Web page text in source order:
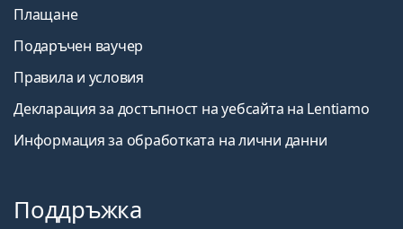
Плащане
Подаръчен ваучер
Правила и условия
Декларация за достъпност на уебсайта на Lentiamo
Информация за обработката на лични данни
Поддръжка